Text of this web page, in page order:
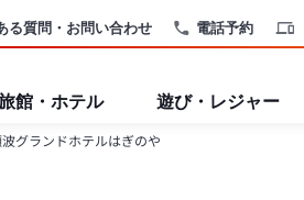
電話予約
る質問・お問い合わせ
館・ホテル 遊び・レジャー
グランドホテルはぎのや